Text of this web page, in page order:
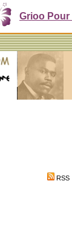
Grioo Pour
RSS